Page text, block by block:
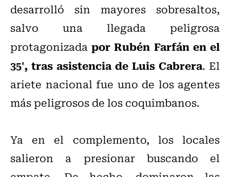
desarrolló sin mayores sobresaltos,
salvo una llegada peligrosa
protagonizadapor Rubén Farfán en el
35', tras asistencia de Luis Cabrera. El
ariete nacional fue uno de los agentes
más peligrosos de los coquimbanos.
Ya en el complemento, los locales
salieron a presionar buscando el